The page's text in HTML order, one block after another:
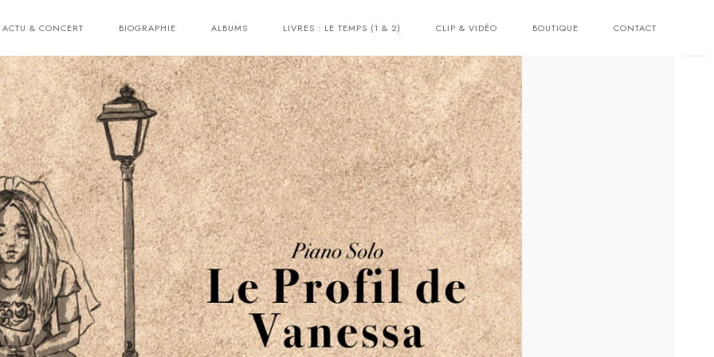
ACTU & CONCERT BIOGRAPHIE ALBUMS LIVRES : LE TEMPS (1 & 2) CLIP & VIDÉO BOUTIQUE CONTACT